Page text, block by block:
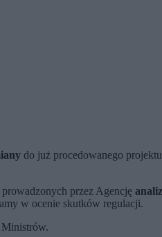
do już procedowanego
przez Agencję
w ocenie skutków regulacji.
Ministrów.